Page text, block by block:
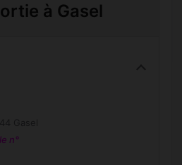
à Gasel
n°